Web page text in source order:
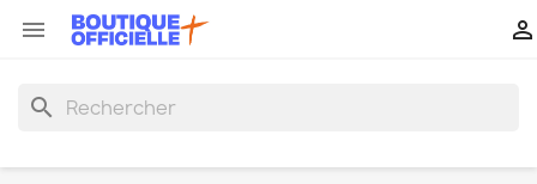
 
search